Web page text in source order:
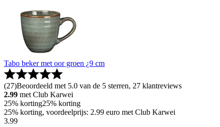
Tabo beker met oor groen ¿9 cm
(27)Beoordeeld met 5.0 van de 5 sterren, 27 klantreviews
2.99 met Club Karwei
25% korting25% korting
25% korting, voordeelprijs: 2.99 euro met Club Karwei
3.99